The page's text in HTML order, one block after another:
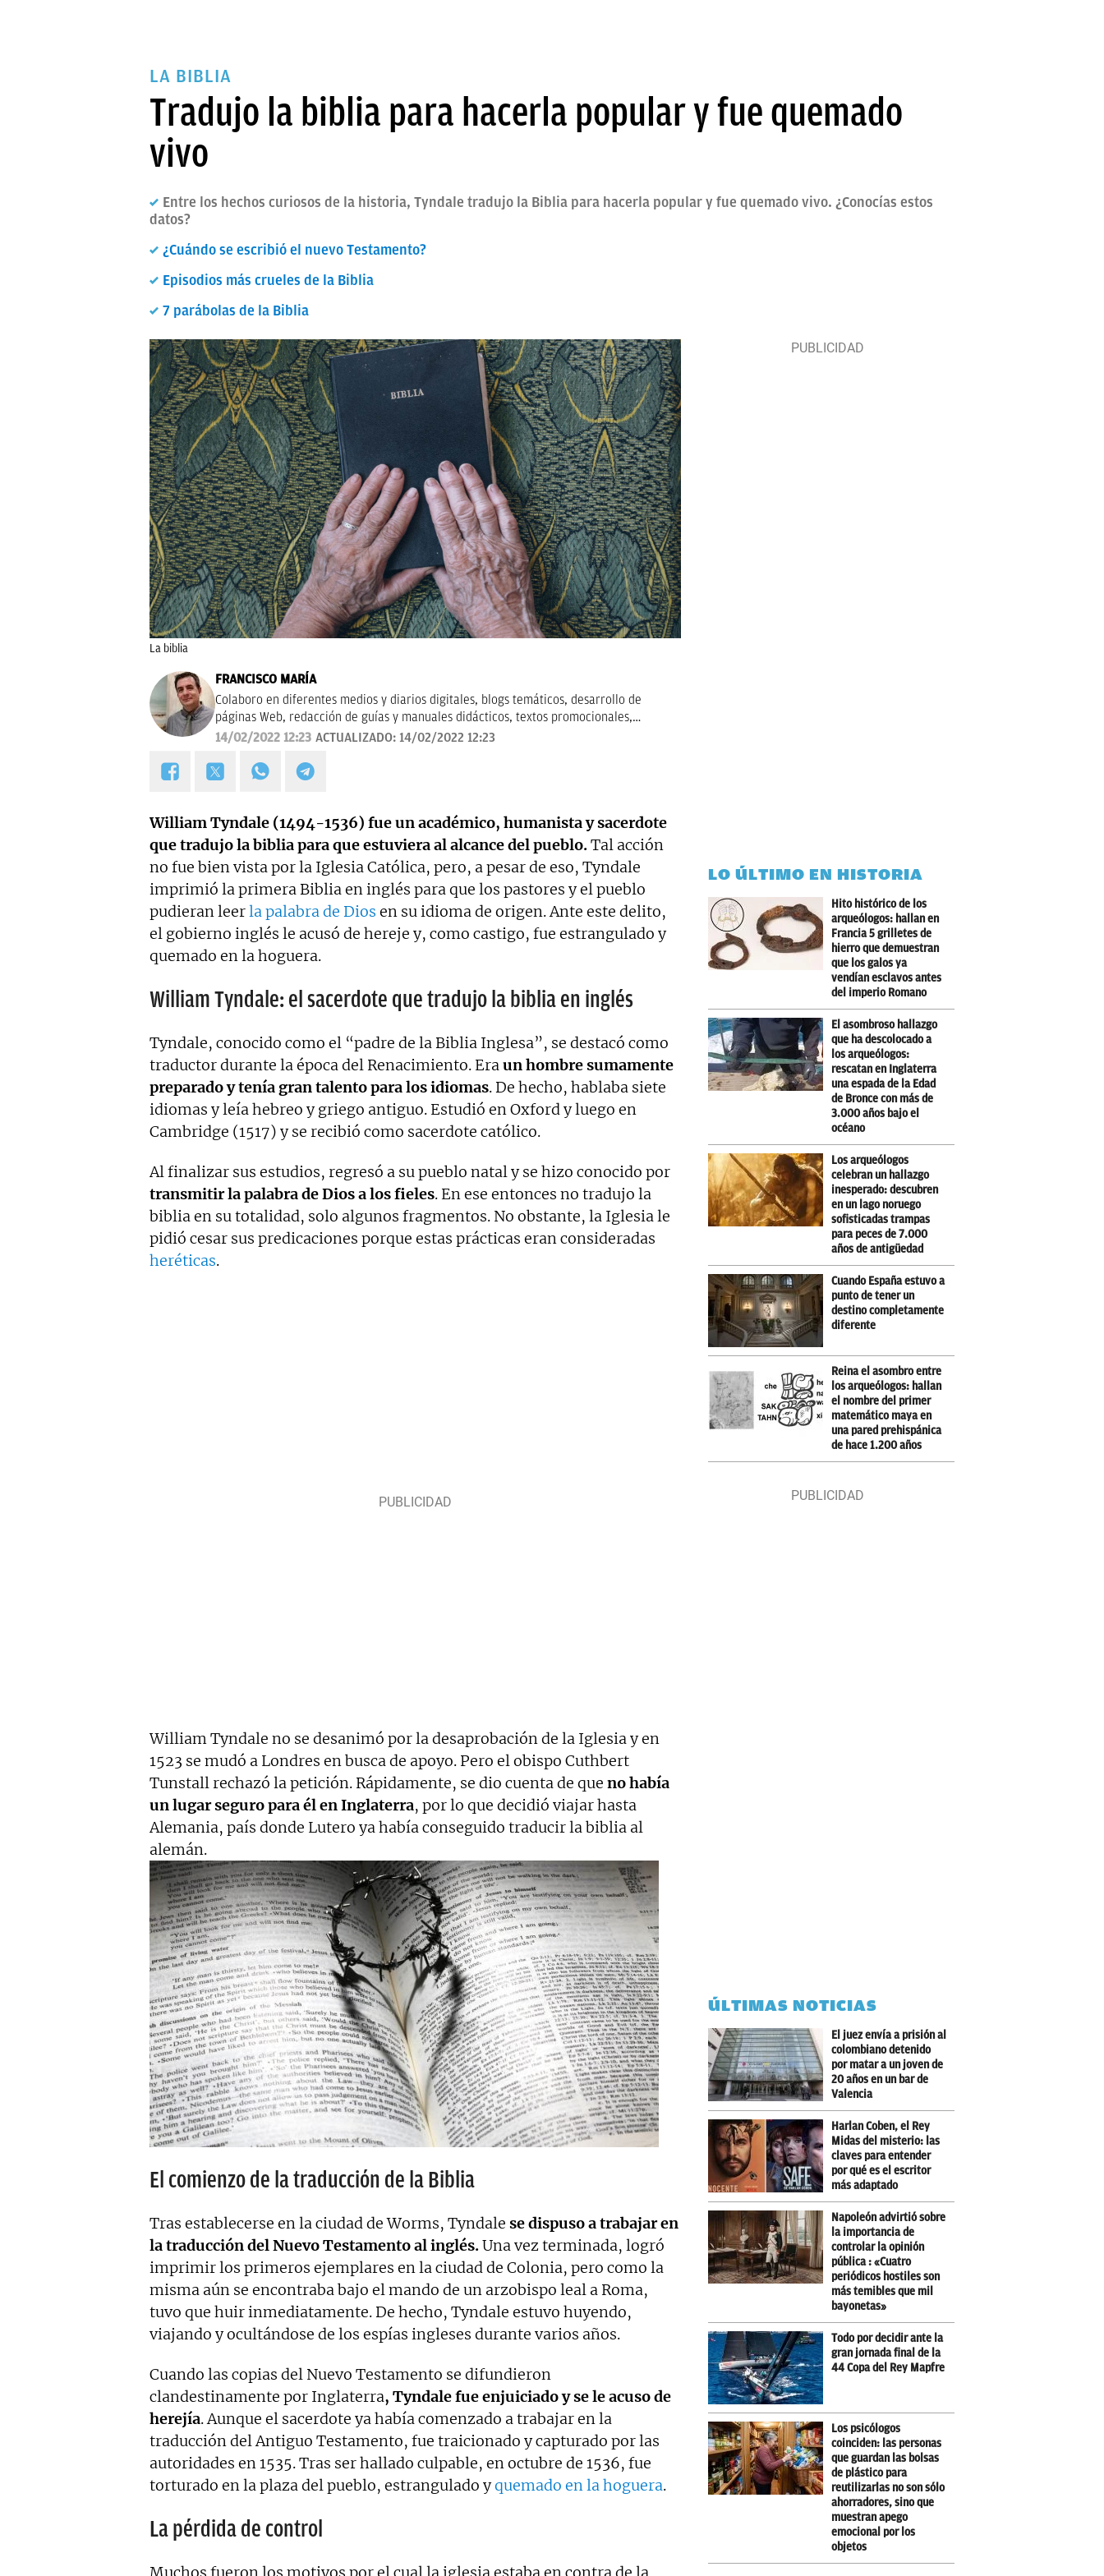
LA BIBLIA
Tradujo la biblia para hacerla popular y fue quemado
vivo
Entre los hechos curiosos de la historia, Tyndale tradujo la Biblia para hacerla popular y fue quemado vivo. ¿Conocías estos
datos?
¿Cuándo se escribió el nuevo Testamento?
Episodios más crueles de la Biblia
7 parábolas de la Biblia
La biblia
FRANCISCO MARÍA
Colaboro en diferentes medios y diarios digitales, blogs temáticos, desarrollo de
páginas Web, redacción de guías y manuales didácticos, textos promocionales,
campañas publicitarias y de marketing, artículos de opinión, relatos y guiones, y
calidad, bien documentado y revisado, así como a la curación y depuración de textos.
14/02/2022 12:23 ACTUALIZADO: 14/02/2022 12:23
William Tyndale (1494-1536) fue un académico, humanista y sacerdote
que tradujo la biblia para que estuviera al alcance del pueblo.Tal acción
no fue bien vista por la Iglesia Católica, pero, a pesar de eso, Tyndale
imprimió la primera Biblia en inglés para que los pastores y el pueblo
pudieran leerla palabra de Dios en su idioma de origen. Ante este delito,
el gobierno inglés le acusó de hereje y, como castigo, fue estrangulado y
quemado en la hoguera.
William Tyndale: el sacerdote que tradujo la biblia en inglés
Tyndale, conocido como el “padre de la Biblia Inglesa”, se destacó como
traductor durante la época del Renacimiento. Eraun hombre sumamente
preparado y tenía gran talento para los idiomas. De hecho, hablaba siete
idiomas y leía hebreo y griego antiguo. Estudió en Oxford y luego en
Cambridge (1517) y se recibió como sacerdote católico.
Al finalizar sus estudios, regresó a su pueblo natal y se hizo conocido por
transmitir la palabra de Dios a los fieles. En ese entonces no tradujo la
biblia en su totalidad, solo algunos fragmentos. No obstante, la Iglesia le
pidió cesar sus predicaciones porque estas prácticas eran consideradas
heréticas.
William Tyndale no se desanimó por la desaprobación de la Iglesia y en
1523 se mudó a Londres en busca de apoyo. Pero el obispo Cuthbert
Tunstall rechazó la petición. Rápidamente, se dio cuenta de que no había
un lugar seguro para él en Inglaterra, por lo que decidió viajar hasta
Alemania, país donde Lutero ya había conseguido traducir la biblia al
alemán.
El comienzo de la traducción de la Biblia
Tras establecerse en la ciudad de Worms, Tyndale se dispuso a trabajar en
la traducción del Nuevo Testamento al inglés.Una vez terminada, logró
imprimir los primeros ejemplares en la ciudad de Colonia, pero como la
misma aún se encontraba bajo el mando de un arzobispo leal a Roma,
tuvo que huir inmediatamente. De hecho, Tyndale estuvo huyendo,
viajando y ocultándose de los espías ingleses durante varios años.
Cuando las copias del Nuevo Testamento se difundieron
clandestinamente por Inglaterra, Tyndale fue enjuiciado y se le acuso de
herejía. Aunque el sacerdote ya había comenzado a trabajar en la
traducción del Antiguo Testamento, fue traicionado y capturado por las
autoridades en 1535. Tras ser hallado culpable, en octubre de 1536, fue
torturado en la plaza del pueblo, estrangulado yquemado en la hoguera.
La pérdida de control
LO ÚLTIMO EN HISTORIA
Hito histórico de los
arqueólogos: hallan en
Francia 5 grilletes de
hierro que demuestran
que los galos ya
vendían esclavos antes
del imperio Romano
El asombroso hallazgo
que ha descolocado a
los arqueólogos:
rescatan en Inglaterra
una espada de la Edad
de Bronce con más de
3.000 años bajo el
océano
Los arqueólogos
celebran un hallazgo
inesperado: descubren
en un lago noruego
sofisticadas trampas
para peces de 7.000
años de antigüedad
Cuando España estuvo a
punto de tener un
destino completamente
diferente
Reina el asombro entre
los arqueólogos: hallan
el nombre del primer
matemático maya en
una pared prehispánica
de hace 1.200 años
ÚLTIMAS NOTICIAS
El juez envía a prisión al
colombiano detenido
por matar a un joven de
20 años en un bar de
Valencia
Harlan Coben, el Rey
Midas del misterio: las
claves para entender
por qué es el escritor
más adaptado
Napoleón advirtió sobre
la importancia de
controlar la opinión
pública : «Cuatro
periódicos hostiles son
más temibles que mil
bayonetas»
Todo por decidir ante la
gran jornada final de la
44 Copa del Rey Mapfre
Los psicólogos
coinciden: las personas
que guardan las bolsas
de plástico para
reutilizarlas no son sólo
ahorradores, sino que
muestran apego
emocional por los
objetos